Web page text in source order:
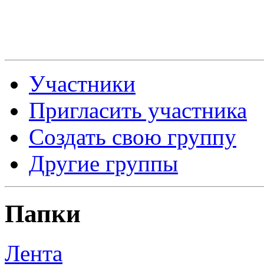
Участники
Пригласить участника
Создать свою группу
Другие группы
Папки
Лента